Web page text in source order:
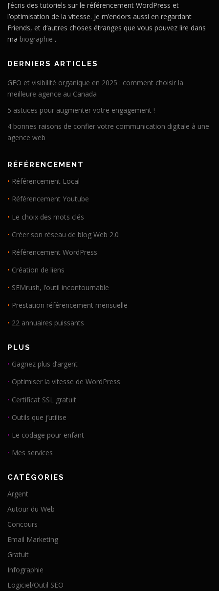
J’écris des tutoriels sur le référencement WordPress et
l’optimisation de la vitesse. Je m’endors aussi en regardant
Friends, et d’autres choses étranges que vous pouvez lire dans
ma biographie .
DERNIERS ARTICLES
GEO et visibilité organique en 2025 : comment choisir la
meilleure agence au Canada
5 astuces pour augmenter votre engagement !
4 bonnes raisons de confier votre communication digitale à une
agence web
RÉFÉRENCEMENT
• Référencement Local
• Référencement Youtube
• Le choix des mots clés
• Créer son réseau de blog Web 2.0
• Référencement WordPress
• Création de liens
• SEMrush, l’outil incontournable
• Prestation référencement mensuelle
• 22 annuaires puissants
PLUS
• Gagnez plus d’argent
• Optimiser la vitesse de WordPress
• Certificat SSL gratuit
• Outils que j’utilise
• Le codage pour enfant
• Mes services
CATÉGORIES
Argent
Autour du Web
Concours
Email Marketing
Gratuit
Infographie
Logiciel/Outil SEO